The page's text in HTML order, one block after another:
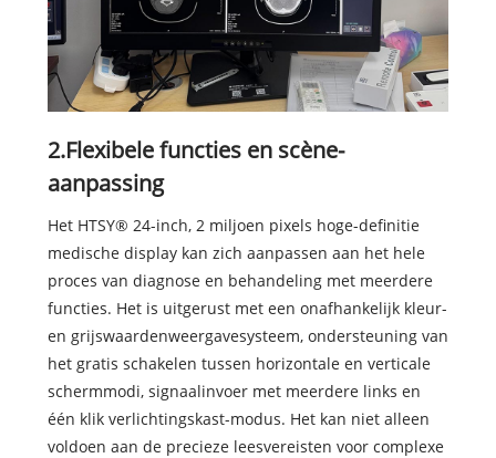
2.Flexibele functies en scène-
aanpassing
Het HTSY® 24-inch, 2 miljoen pixels hoge-definitie
medische display kan zich aanpassen aan het hele
proces van diagnose en behandeling met meerdere
functies. Het is uitgerust met een onafhankelijk kleur-
en grijswaardenweergavesysteem, ondersteuning van
het gratis schakelen tussen horizontale en verticale
schermmodi, signaalinvoer met meerdere links en
één klik verlichtingskast-modus. Het kan niet alleen
voldoen aan de precieze leesvereisten voor complexe